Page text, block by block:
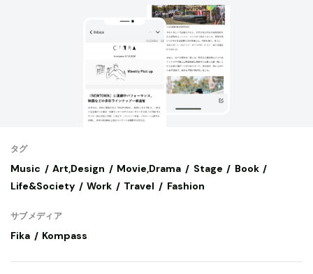
タグ
Music Art,Design Movie,Drama Stage
Book
Life&Society
Work Travel Fashion
サブメディア
Fika Kompass